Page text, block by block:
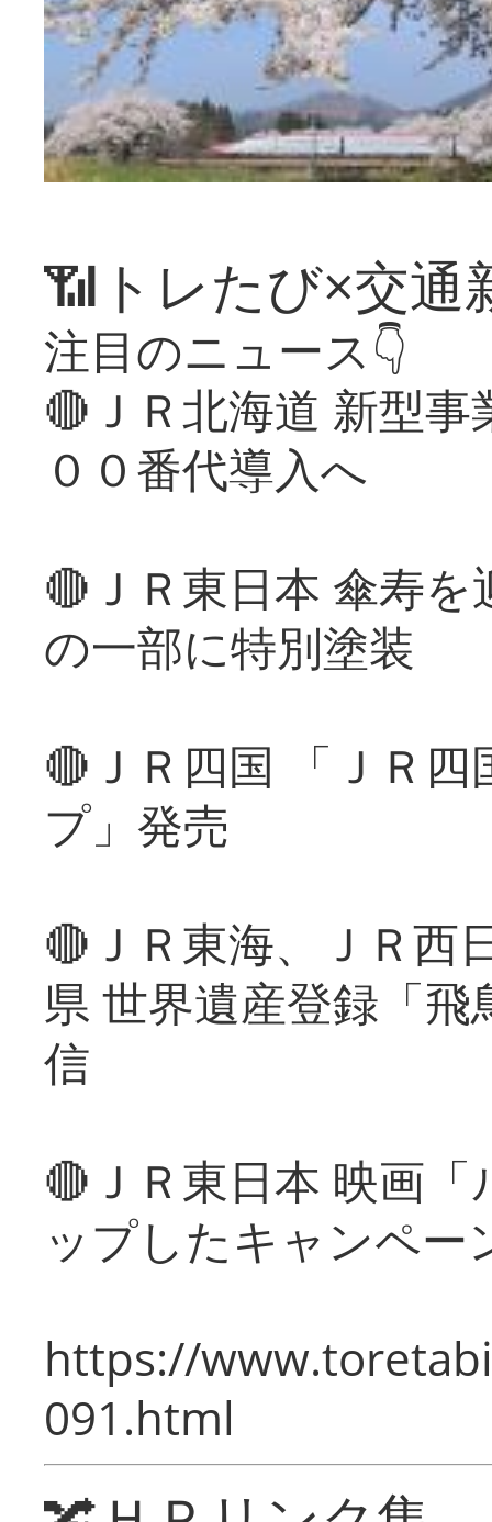
📶トレたび×交通
注目のニュース👇
🔴ＪＲ北海道 新型
００番代導入へ
🔴ＪＲ東日本 傘寿
の一部に特別塗装
🔴ＪＲ四国 「ＪＲ
プ」発売
🔴ＪＲ東海、ＪＲ西
県 世界遺産登録「
信
🔴ＪＲ東日本 映画
ップしたキャンペー
https://
091.html